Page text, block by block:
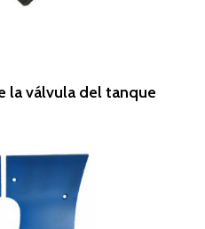
Más
la válvula del tanque